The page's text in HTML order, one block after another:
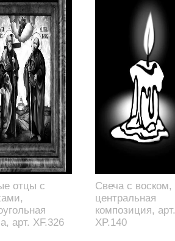
отцы с
арт. XF.326
Свеча с воском,
центральная
композиция, арт.
XP.140